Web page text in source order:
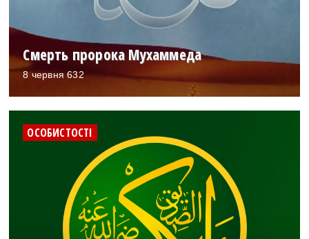
Смерть пророка Мухаммеда
8 червня 632
ОСОБИСТОСТІ